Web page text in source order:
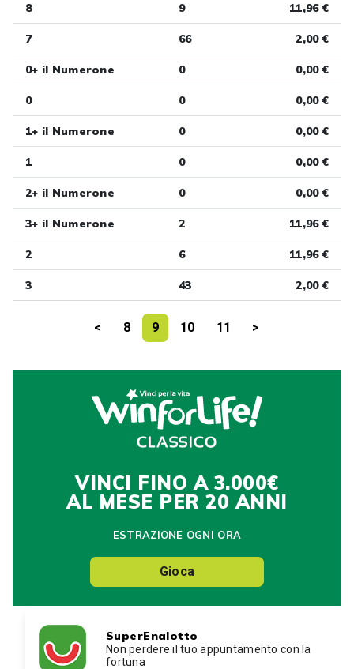
8 9 11,96 €
7 66 2,00 €
0+ il Numerone 0 0,00 €
0 0 0,00 €
1+ il Numerone 0 0,00 €
1 0 0,00 €
2+ il Numerone 0 0,00 €
3+ il Numerone 2 11,96 €
2 6 11,96 €
3 43 2,00 €
< 8 9 10 11 >
VINCI FINO A 3.000€
AL MESE PER 20 ANNI
ESTRAZIONE OGNI ORA
Gioca
SuperEnalotto
Non perdere il tuo appuntamento con la
fortuna